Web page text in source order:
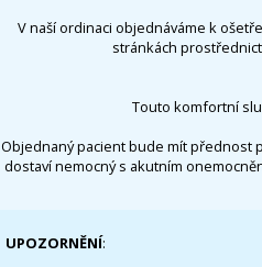
V naší ordinaci objednáváme k
stránkách
Touto komfortní
Objednaný pacient bude mít přednost
dostaví nemocný s akutním
UPOZORNĚNÍ: